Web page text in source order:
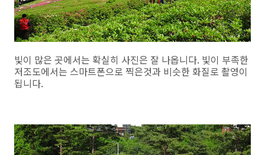
빛이 많은 곳에서는 확실히 사진은 잘 나옵니다. 빛이 부족한
저조도에서는 스마트폰으로 찍은것과 비슷한 화질로 촬영이
됩니다.